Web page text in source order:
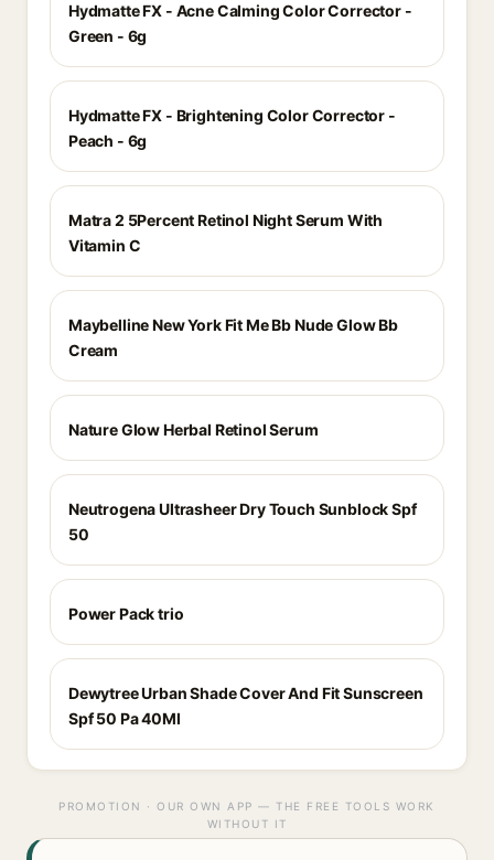
Hydmatte FX - Acne Calming Color Corrector -
Green - 6g
Hydmatte FX - Brightening Color Corrector -
Peach - 6g
Matra 2 5Percent Retinol Night Serum With
Vitamin C
Maybelline New York Fit Me Bb Nude Glow Bb
Cream
Nature Glow Herbal Retinol Serum
Neutrogena Ultrasheer Dry Touch Sunblock Spf
50
Power Pack trio
Dewytree Urban Shade Cover And Fit Sunscreen
Spf 50 Pa 40Ml
PROMOTION · OUR OWN APP — THE FREE TOOLS WORK
WITHOUT IT